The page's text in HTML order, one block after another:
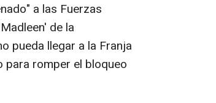
a las Fuerzas
de la
pueda llegar a la Franja
para romper el bloqueo